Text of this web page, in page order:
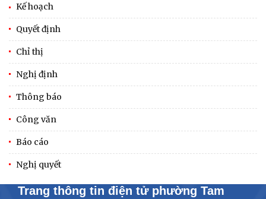
Kế hoạch
Quyết định
Chỉ thị
Nghị định
Thông báo
Công văn
Báo cáo
Nghị quyết
Trang thông tin điện tử phường Tam